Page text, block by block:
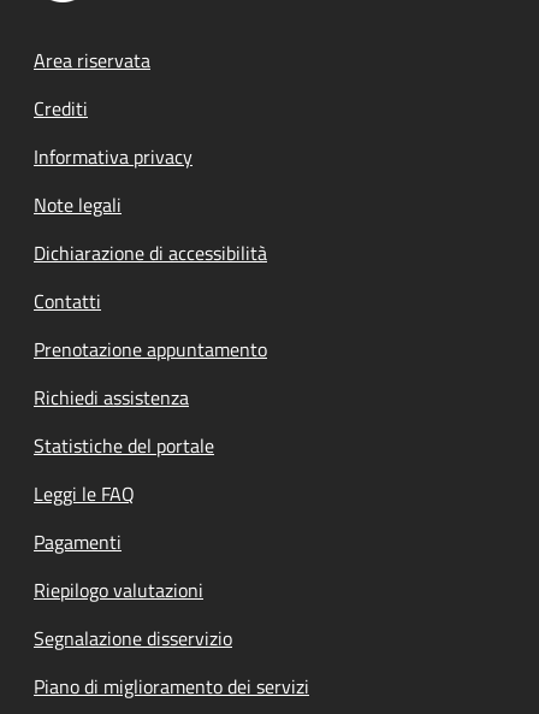
Footer menu
Area riservata
Crediti
Informativa privacy
Note legali
Dichiarazione di accessibilità
Contatti
Prenotazione appuntamento
Richiedi assistenza
Statistiche del portale
Leggi le FAQ
Pagamenti
Riepilogo valutazioni
Segnalazione disservizio
Piano di miglioramento dei servizi